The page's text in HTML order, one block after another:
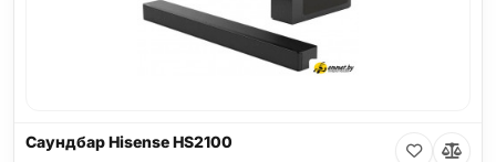
Саундбар Hisense HS2100